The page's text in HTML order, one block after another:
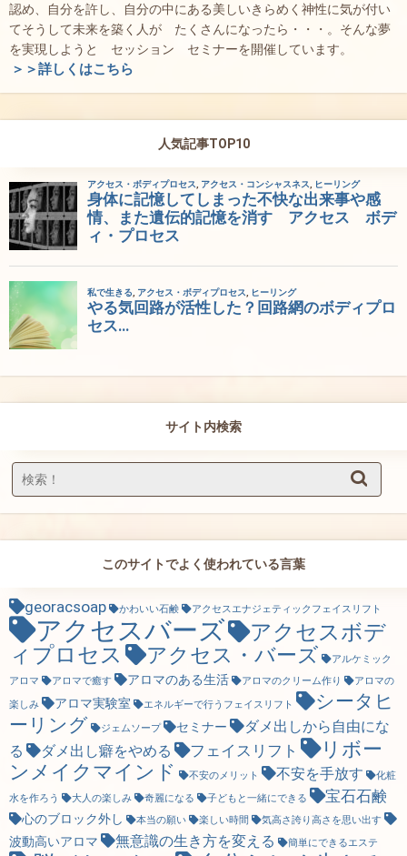
認め、自分を許し、自分の中にある美しいきらめく神性に気が付い
てそうして未来を築く人が たくさんになったら・・・。そんな夢
を実現しようと セッション セミナーを開催しています。
＞＞詳しくはこちら
人気記事TOP10
サイト内検索
このサイトでよく使われている言葉
georacsoap かわいい石鹸 アクセスエナジェティックフェイスリフト
アクセスバーズ
アクセスボデ
ィプロセス
アクセス・バーズ
アルケミック
アロマ
アロマで癒す アロマのある生活 アロマのクリーム作り
アロマの
楽しみ
アロマ実験室 エネルギーで行うフェイスリフト
シータヒ
ーリング
ジェムソープ セミナー
ダメ出しから自由にな
る
ダメ出し癖をやめる フェイスリフト
リボー
ンメイクマインド
不安のメリット 不安を手放す
化粧
水を作ろう
大人の楽しみ 奇麗になる 子どもと一緒にできる 宝石石鹸
心のブロック外し 本当の願い 楽しい時間 気高さ誇り高さを思い出す
波動高いアロマ 無意識の生き方を変える 簡単にできるエステ